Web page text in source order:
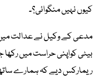
کیوں نہیں منگوائی؟۔
مدعی کے وکیل نے عدالت میں
بیٹی کواپنی حراست میں
ریمارکس دیے کہ ہمارے